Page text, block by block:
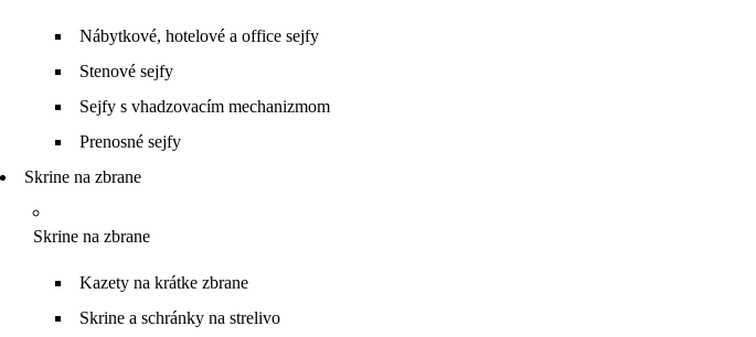
Nábytkové, hotelové a office sejfy
Stenové sejfy
Sejfy s vhadzovacím mechanizmom
Prenosné sejfy
Skrine na zbrane
Skrine na zbrane
Kazety na krátke zbrane
Skrine a schránky na strelivo